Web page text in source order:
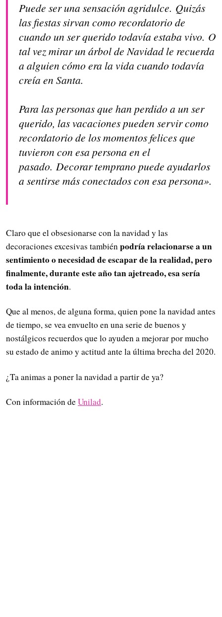
Puede ser una sensación agridulce. Quizás
las fiestas sirvan como recordatorio de
cuando un ser querido todavía estaba vivo. O
tal vez mirar un árbol de Navidad le recuerda
a alguien cómo era la vida cuando todavía
creía en Santa.
Para las personas que han perdido a un ser
querido, las vacaciones pueden servir como
recordatorio de los momentos felices que
tuvieron con esa persona en el
pasado. Decorar temprano puede ayudarlos
a sentirse más conectados con esa persona».
Claro que el obsesionarse con la navidad y las
decoraciones excesivas tambiénpodría relacionarse a un
sentimiento o necesidad de escapar de la realidad, pero
finalmente, durante este año tan ajetreado, esa sería
toda la intención.
Que al menos, de alguna forma, quien pone la navidad antes
de tiempo, se vea envuelto en una serie de buenos y
nostálgicos recuerdos que lo ayuden a mejorar por mucho
su estado de animo y actitud ante la última brecha del 2020.
¿Ta animas a poner la navidad a partir de ya?
Con información deUnilad.